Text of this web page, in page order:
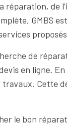
réparation, de
GMBS
de
en ligne.
Cette
le bon